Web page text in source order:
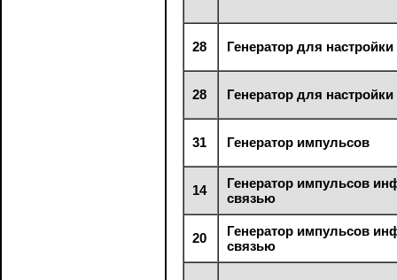
28 Генератор для
28 Генератор для
31 Генератор импульсов
14
Генератор импульсов
связью
20
Генератор импульсов
связью